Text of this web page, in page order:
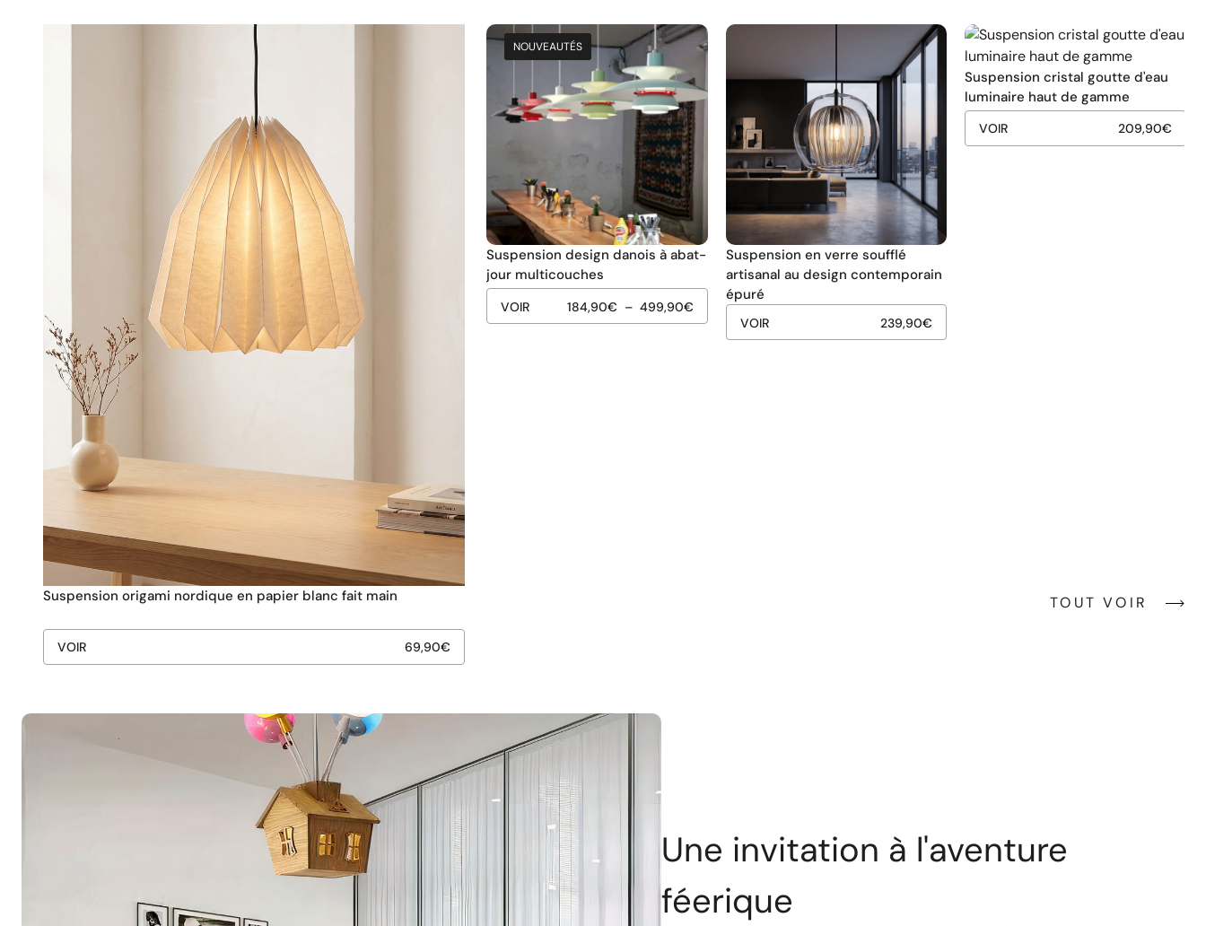
Suspension origami nordique en papier blanc fait main
VOIR 69,90€
NOUVEAUTÉS
Suspension design danois à abat-
jour multicouches
VOIR 184,90€ – 499,90€
NOUVEAUTÉS
Suspension en verre soufflé
artisanal au design contemporain
épuré
VOIR 239,90€
NOUVEAUTÉS
Suspension cristal goutte d'eau
luminaire haut de gamme
VOIR 209,90€
NOUVEAUTÉS
TOUT VOIR
Une invitation à l'aventure
féerique